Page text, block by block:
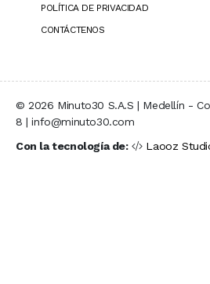
POLÍTICA DE PRIVACIDAD
CONTÁCTENOS
© 2026 Minuto30 S.A.S | Medellín -
8 | info@minuto30.com
Con la tecnología de:
Laooz